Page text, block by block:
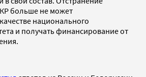
больше не может
национального
и получать финансирование от